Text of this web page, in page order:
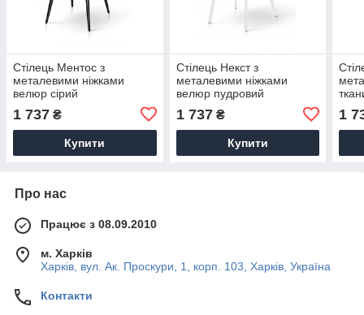
Стілець Ментос з
металевими ніжками
велюр сірий
1 737 ₴
Купити
Стілець Некст з
металевими ніжками
велюр пудровий
1 737₴
Купити
1
Про нас
Працює з 08.09.2010
м. Харків
Харків, вул. Ак. Проскури, 1, корп. 103, Харків, Україна
Контакти